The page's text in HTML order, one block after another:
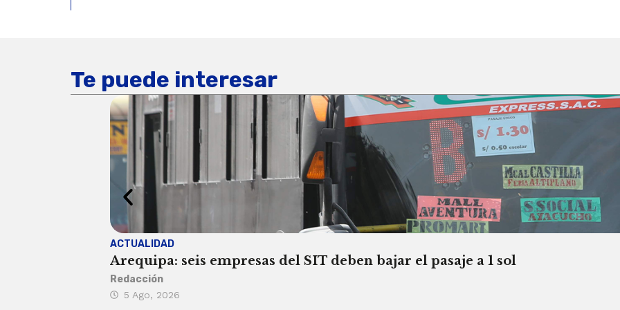
Te puede interesar
ACTUALIDAD
Arequipa: seis empresas del SIT deben bajar el pasaje a 1 sol
Redacción
5 Ago, 2026